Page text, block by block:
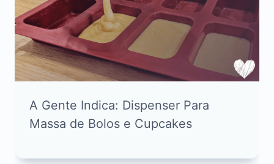
A Gente Indica: Dispenser Para
Massa de Bolos e Cupcakes